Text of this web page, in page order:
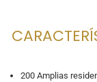
200 Amplias